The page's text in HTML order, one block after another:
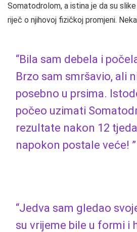
Somatodrolom, a istina je da su
riječ o njihovoj fizičkoj promjeni.
“Bila sam debela i
Brzo sam smršavio, ali
posebno u prsima.
počeo uzimati
rezultate nakon 12
napokon postale veće! ”
“Jedva sam gledao
su vrijeme bile u formi i